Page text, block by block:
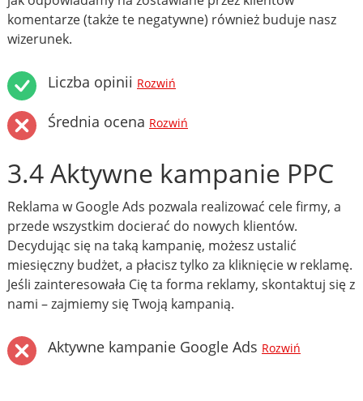
komentarze (także te negatywne) również buduje nasz
wizerunek.
Liczba opinii Rozwiń
Średnia ocena Rozwiń
3.4 Aktywne kampanie PPC
Reklama w Google Ads pozwala realizować cele firmy, a
przede wszystkim docierać do nowych klientów.
Decydując się na taką kampanię, możesz ustalić
miesięczny budżet, a płacisz tylko za kliknięcie w reklamę.
Jeśli zainteresowała Cię ta forma reklamy, skontaktuj się z
nami – zajmiemy się Twoją kampanią.
Aktywne kampanie Google Ads Rozwiń